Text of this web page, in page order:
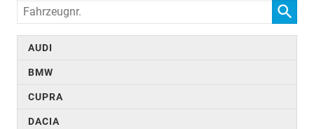
Fahrzeugnr.
AUDI
BMW
CUPRA
DACIA